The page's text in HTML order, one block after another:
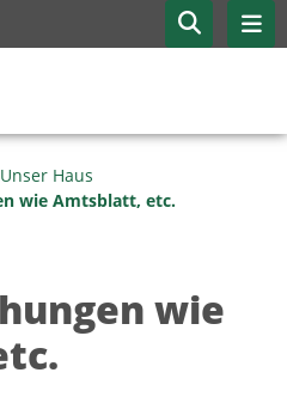
Unser Haus
wie Amtsblatt, etc.
wie